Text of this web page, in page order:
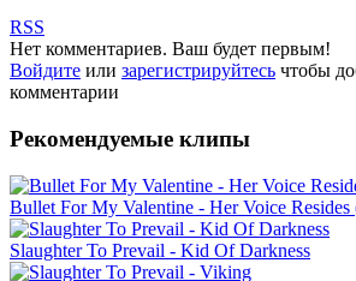
RSS
Нет комментариев. Ваш будет первым!
Войдите или зарегистрируйтесь чтобы
комментарии
Рекомендуемые клипы
Bullet For My Valentine - Her Voice Resides
Slaughter To Prevail - Kid Of Darkness